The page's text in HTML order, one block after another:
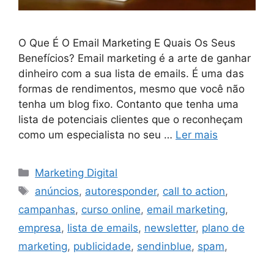
O Que É O Email Marketing E Quais Os Seus
Benefícios? Email marketing é a arte de ganhar
dinheiro com a sua lista de emails. É uma das
formas de rendimentos, mesmo que você não
tenha um blog fixo. Contanto que tenha uma
lista de potenciais clientes que o reconheçam
como um especialista no seu … Ler mais
Categorias
Marketing Digital
Etiquetas
anúncios, autoresponder, call to action,
campanhas, curso online, email marketing,
empresa, lista de emails, newsletter, plano de
marketing, publicidade, sendinblue, spam,